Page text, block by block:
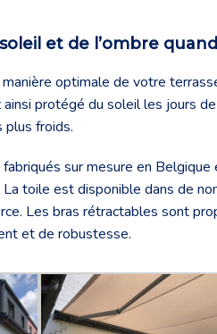
et de l’ombre
optimale de votre
protégé du soleil les jours
plus froids.
sur mesure en
toile est disponible dans de
Les bras rétractables sont
et de robustesse.